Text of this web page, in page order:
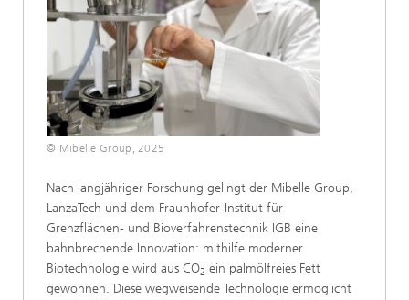
© Mibelle Group, 2025
Nach langjähriger Forschung gelingt der Mibelle Group,
LanzaTech und dem Fraunhofer-Institut für
Grenzflächen- und Bioverfahrenstechnik IGB eine
bahnbrechende Innovation: mithilfe moderner
Biotechnologie wird aus CO2 ein palmölfreies Fett
gewonnen. Diese wegweisende Technologie ermöglicht